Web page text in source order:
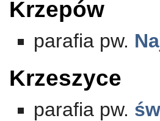
Krzepów
parafia pw.
Krzeszyce
parafia pw.